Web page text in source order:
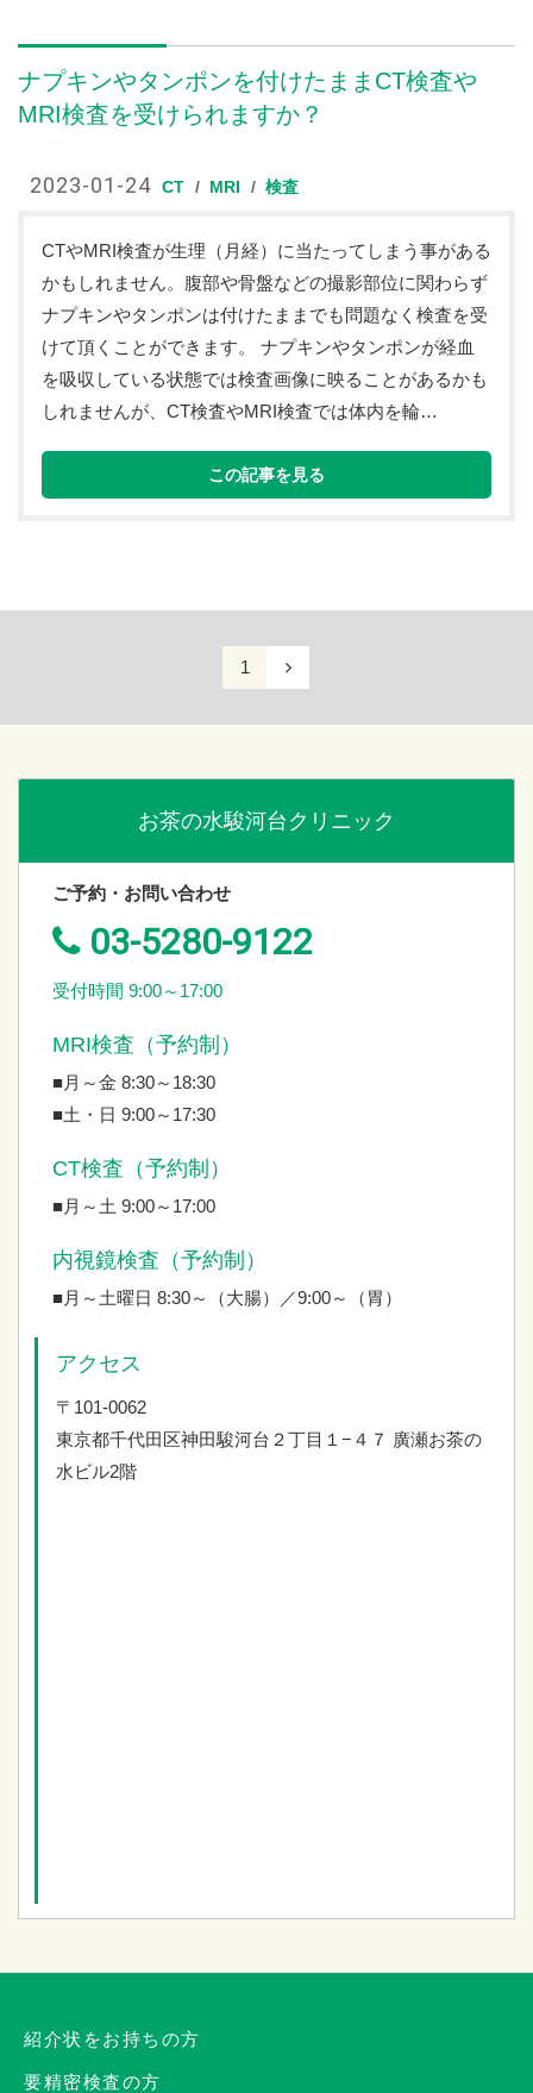
ナプキンやタンポンを付けたままCT検査や
MRI検査を受けられますか？
2023-01-24 CT MRI 検査
CTやMRI検査が生理（月経）に当たってしまう事がある
かもしれません。腹部や骨盤などの撮影部位に関わらず
ナプキンやタンポンは付けたままでも問題なく検査を受
けて頂くことができます。 ナプキンやタンポンが経血
を吸収している状態では検査画像に映ることがあるかも
しれませんが、CT検査やMRI検査では体内を輪…
この記事を見る
1
お茶の水駿河台クリニック
ご予約・お問い合わせ
03-5280-9122
受付時間 9:00～17:00
MRI検査（予約制）
■月～金 8:30～18:30
■土・日 9:00～17:30
CT検査（予約制）
■月～土 9:00～17:00
内視鏡検査（予約制）
■月～土曜日 8:30～（大腸）／9:00～（胃）
アクセス
〒101-0062
東京都千代田区神田駿河台２丁目１−４７ 廣瀬お茶の
水ビル2階
紹介状をお持ちの方
要精密検査の方